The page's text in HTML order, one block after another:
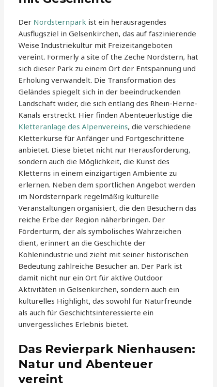
Der Nordsternpark ist ein herausragendes
Ausflugsziel in Gelsenkirchen, das auf faszinierende
Weise Industriekultur mit Freizeitangeboten
vereint. Formerly a site of the Zeche Nordstern, hat
sich dieser Park zu einem Ort der Entspannung und
Erholung verwandelt. Die Transformation des
Geländes spiegelt sich in der beeindruckenden
Landschaft wider, die sich entlang des Rhein-Herne-
Kanals erstreckt. Hier finden Abenteuerlustige die
Kletteranlage des Alpenvereins, die verschiedene
Kletterkurse für Anfänger und Fortgeschrittene
anbietet. Diese bietet nicht nur Herausforderung,
sondern auch die Möglichkeit, die Kunst des
Kletterns in einem einzigartigen Ambiente zu
erlernen. Neben dem sportlichen Angebot werden
im Nordsternpark regelmäßig kulturelle
Veranstaltungen organisiert, die den Besuchern das
reiche Erbe der Region näherbringen. Der
Förderturm, der als symbolisches Wahrzeichen
dient, erinnert an die Geschichte der
Kohlenindustrie und zieht mit seiner historischen
Bedeutung zahlreiche Besucher an. Der Park ist
damit nicht nur ein Ort für aktive Outdoor
Aktivitäten in Gelsenkirchen, sondern auch ein
kulturelles Highlight, das sowohl für Naturfreunde
als auch für Geschichtsinteressierte ein
unvergessliches Erlebnis bietet.
Das Revierpark Nienhausen:
Natur und Abenteuer
vereint